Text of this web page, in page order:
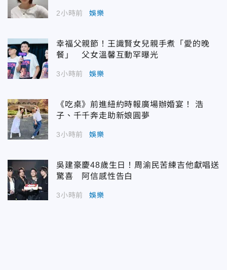
2小時前 娛樂
幸福父親節！王識賢女兒親手煮「愛的晚
餐」 父女溫馨互動罕曝光
3小時前 娛樂
《吃桌》前進紐約時報廣場辦婚宴！ 浩
子、千千奔走助新娘圓夢
3小時前 娛樂
吳建豪慶48歲生日！周渝民苦練吉他獻唱送
驚喜 阿信感性告白
3小時前 娛樂